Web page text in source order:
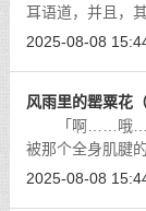
耳语道，并且，
悉……[详细]
2025-08-08
风雨里的罂粟花
「啊……哦……
被那个全身肌腱
直为我的听觉神
2025-08-08